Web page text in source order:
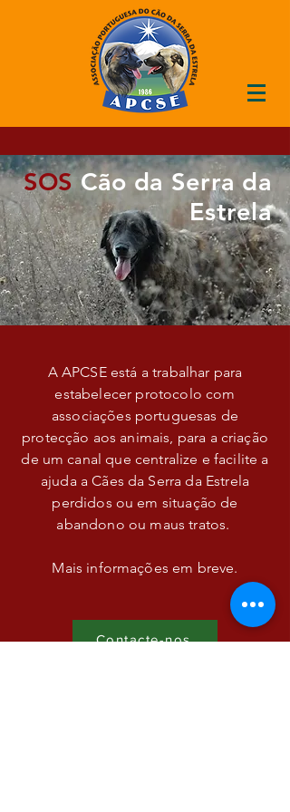
SOSCão da Serra da
Estrela
A APCSE está a trabalhar para
estabelecer protocolo com
associações portuguesas de
protecção aos animais, para a criação
de um canal que centralize e facilite a
ajuda a Cães da Serra da Estrela
perdidos ou em situação de
abandono ou maus tratos.
Mais informações em breve.
Contacte-nos